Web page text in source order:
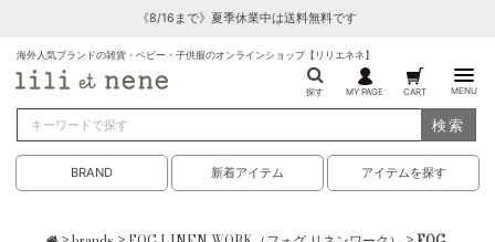
《8/16まで》夏季休業中は送料無料です
海外人気ブランドの雑貨・ベビー・子供服のオンラインショップ【リリエネネ】
探す MY PAGE CART MENU
検索
BRAND 新着アイテム アイテムを探す